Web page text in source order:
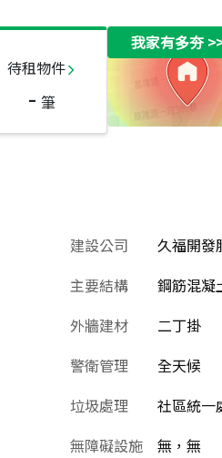
待租物件
- 筆
我家有多夯
建設公司
久福開發
主要結構
鋼筋混凝
外牆建材
二丁掛
警衛管理
全天候
垃圾處理
社區統一
無障礙設施
無，無